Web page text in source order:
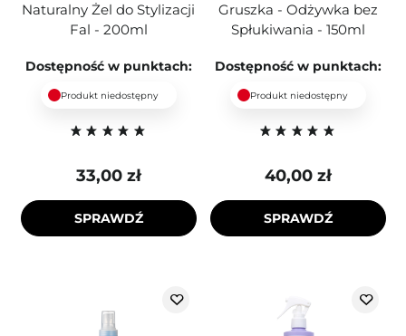
Naturalny Żel do Stylizacji
Fal - 200ml
Dostępność w punktach:
Produkt niedostępny
33,00 zł
SPRAWDŹ
Gruszka - Odżywka bez
Spłukiwania - 150ml
Dostępność w punktach:
Produkt niedostępny
40,00 zł
SPRAWDŹ